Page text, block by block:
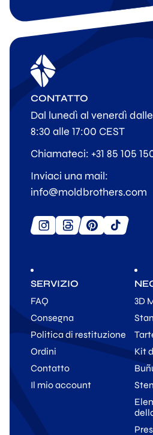
SERVIZIO
FAQ
Consegna
Politica di restituzione
Ordini
Contatto
Il mio account
3D
Kit
CONTATTO
Dal lunedì al venerdì dalle
8:30 alle 17:00 CEST
Chiamateci: +31 85 105
Inviaci una mail:
info@moldbrothers.com